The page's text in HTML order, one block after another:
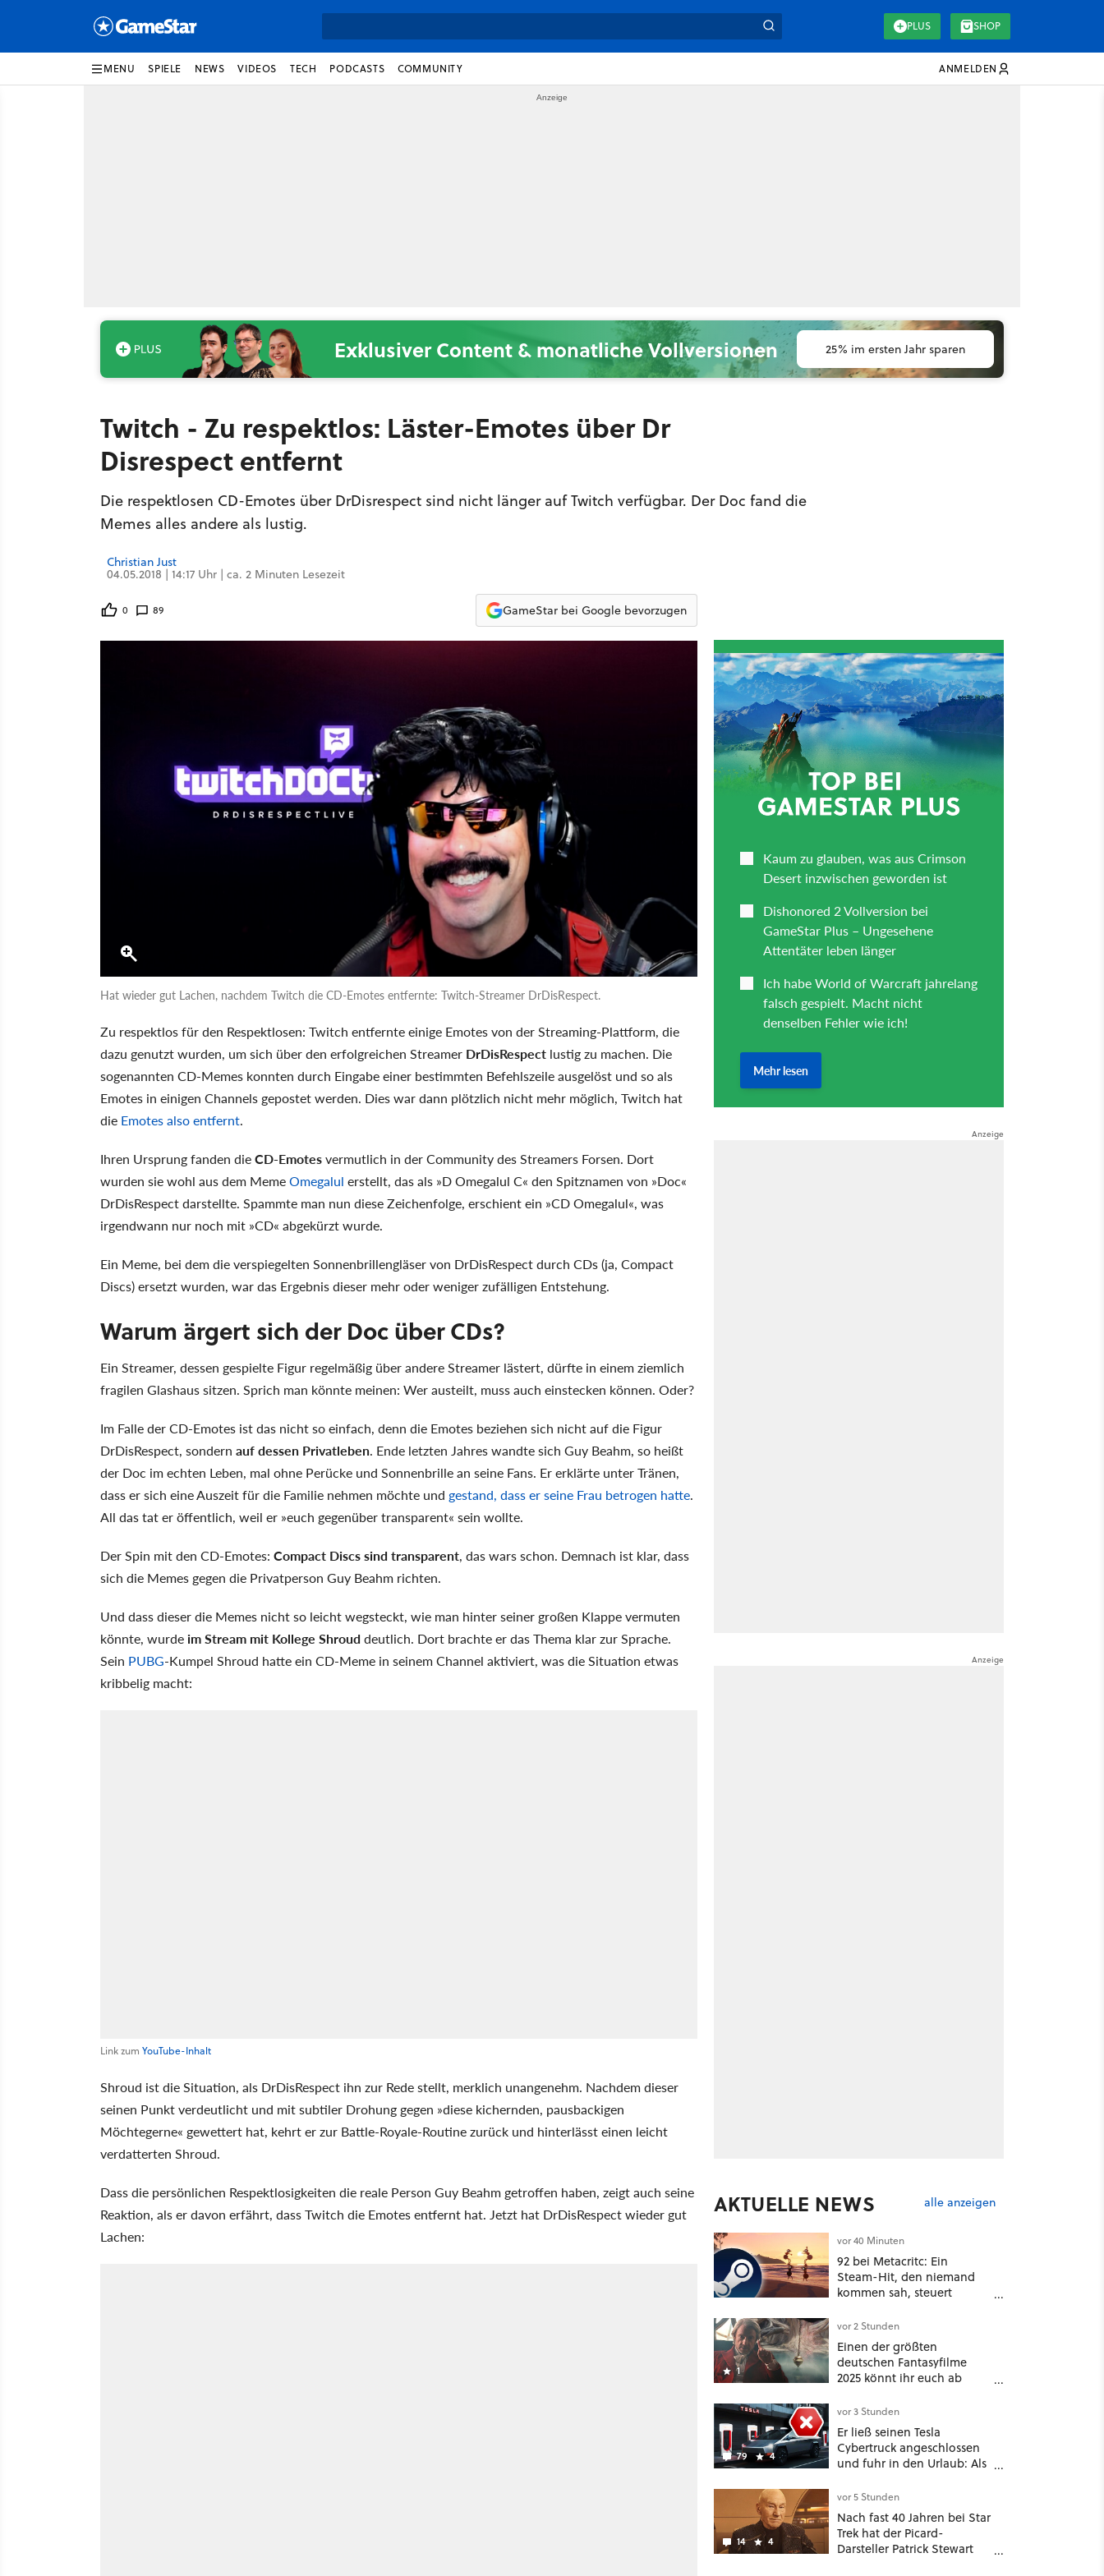
PLUS SHOP
MENU SPIELE NEWS VIDEOS TECH PODCASTS COMMUNITY ANMELDEN
Exklusiver Content & monatliche Vollversionen 25% im ersten Jahr sparen
Twitch - Zu respektlos: Läster-Emotes über Dr
Disrespect entfernt
Die respektlosen CD-Emotes über DrDisrespect sind nicht länger auf Twitch verfügbar. Der Doc fand die
Memes alles andere als lustig.
Christian Just
04.05.2018 | 14:17 Uhr | ca. 2 Minuten Lesezeit
0 89 GameStar bei Google bevorzugen
Hat wieder gut Lachen, nachdem Twitch die CD-Emotes entfernte: Twitch-Streamer DrDisRespect.
Zu respektlos für den Respektlosen: Twitch entfernte einige Emotes von der Streaming-Plattform, die
dazu genutzt wurden, um sich über den erfolgreichen Streamer DrDisRespect lustig zu machen. Die
sogenannten CD-Memes konnten durch Eingabe einer bestimmten Befehlszeile ausgelöst und so als
Emotes in einigen Channels gepostet werden. Dies war dann plötzlich nicht mehr möglich, Twitch hat
die Emotes also entfernt.
Ihren Ursprung fanden dieCD-Emotesvermutlich in der Community des Streamers Forsen. Dort
wurden sie wohl aus dem MemeOmegalul erstellt, das als »D Omegalul C« den Spitznamen von »Doc«
DrDisRespect darstellte. Spammte man nun diese Zeichenfolge, erschient ein »CD Omegalul«, was
irgendwann nur noch mit »CD« abgekürzt wurde.
Ein Meme, bei dem die verspiegelten Sonnenbrillengläser von DrDisRespect durch CDs (ja, Compact
Discs) ersetzt wurden, war das Ergebnis dieser mehr oder weniger zufälligen Entstehung.
Warum ärgert sich der Doc über CDs?
Ein Streamer, dessen gespielte Figur regelmäßig über andere Streamer lästert, dürfte in einem ziemlich
fragilen Glashaus sitzen. Sprich man könnte meinen: Wer austeilt, muss auch einstecken können. Oder?
Im Falle der CD-Emotes ist das nicht so einfach, denn die Emotes beziehen sich nicht auf die Figur
DrDisRespect, sondern auf dessen Privatleben. Ende letzten Jahres wandte sich Guy Beahm, so heißt
der Doc im echten Leben, mal ohne Perücke und Sonnenbrille an seine Fans. Er erklärte unter Tränen,
dass er sich eine Auszeit für die Familie nehmen möchte und gestand, dass er seine Frau betrogen hatte.
All das tat er öffentlich, weil er »euch gegenüber transparent« sein wollte.
Der Spin mit den CD-Emotes: Compact Discs sind transparent, das wars schon. Demnach ist klar, dass
sich die Memes gegen die Privatperson Guy Beahm richten.
Und dass dieser die Memes nicht so leicht wegsteckt, wie man hinter seiner großen Klappe vermuten
könnte, wurde im Stream mit Kollege Shrouddeutlich. Dort brachte er das Thema klar zur Sprache.
Sein PUBG-Kumpel Shroud hatte ein CD-Meme in seinem Channel aktiviert, was die Situation etwas
kribbelig macht:
Link zum YouTube-Inhalt
Shroud ist die Situation, als DrDisRespect ihn zur Rede stellt, merklich unangenehm. Nachdem dieser
seinen Punkt verdeutlicht und mit subtiler Drohung gegen »diese kichernden, pausbackigen
Möchtegerne« gewettert hat, kehrt er zur Battle-Royale-Routine zurück und hinterlässt einen leicht
verdatterten Shroud.
Dass die persönlichen Respektlosigkeiten die reale Person Guy Beahm getroffen haben, zeigt auch seine
Reaktion, als er davon erfährt, dass Twitch die Emotes entfernt hat. Jetzt hat DrDisRespect wieder gut
Lachen:
AKTUELLE NEWS alle anzeigen
vor 40 Minuten
92 bei Metacritc: Ein
Steam-Hit, den niemand
kommen sah, steuert
den Game Awards zu
1
vor 2 Stunden
Einen der größten
deutschen Fantasyfilme
2025 könnt ihr euch ab
anschauen, mit dabei: ein
Star aus Der Hobbit
79 4
vor 3 Stunden
Er ließ seinen Tesla
Cybertruck angeschlossen
und fuhr in den Urlaub: Als
zurückkam, sprang der
Truck nicht mehr an [Best of
GameStar]
14 4
vor 5 Stunden
Nach fast 40 Jahren bei Star
Trek hat der Picard-
Darsteller Patrick Stewart